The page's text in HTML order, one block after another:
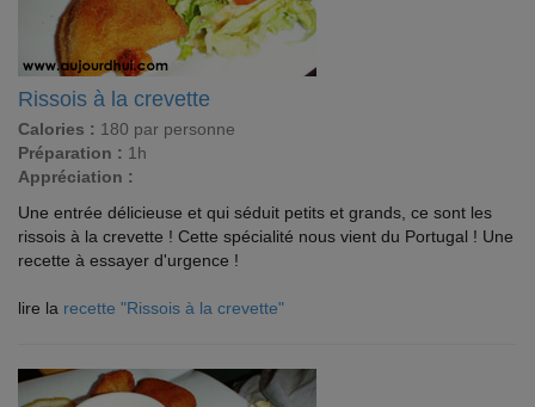
Rissois à la crevette
Calories : 180 par personne
Préparation : 1h
Appréciation :
Une entrée délicieuse et qui séduit petits et grands, ce sont les
rissois à la crevette ! Cette spécialité nous vient du Portugal ! Une
recette à essayer d'urgence !
lire la recette "Rissois à la crevette"